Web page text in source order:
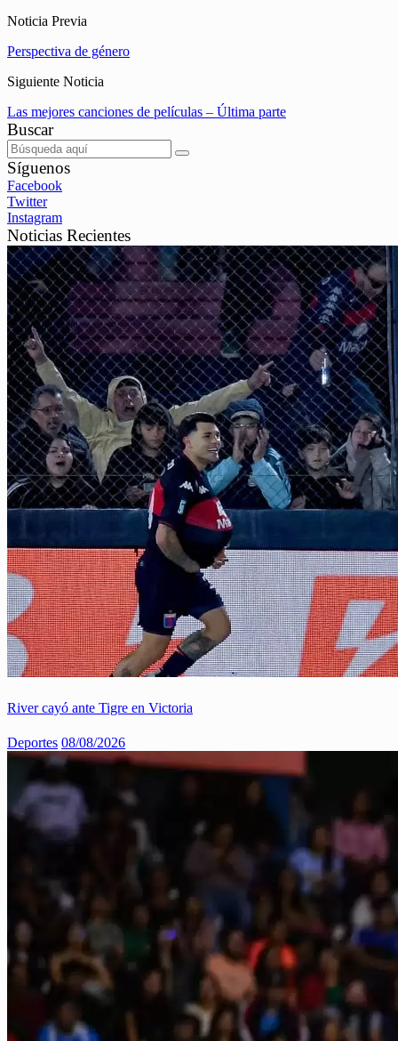
Noticia Previa
Perspectiva de género
Siguiente Noticia
Las mejores canciones de películas – Última parte
Buscar
Síguenos
Facebook
Twitter
Instagram
Noticias Recientes
River cayó ante Tigre en Victoria
Deportes 08/08/2026